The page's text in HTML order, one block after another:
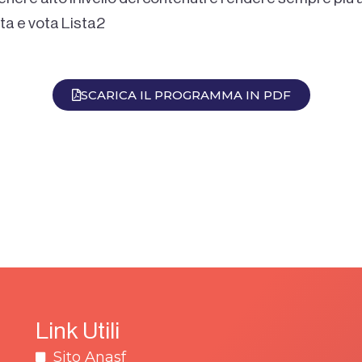
e vota Lista2
SCARICA IL PROGRAMMA IN PDF
Link Utili
Sito Anasf